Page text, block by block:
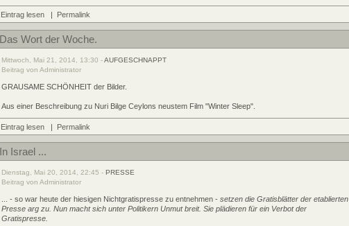
Eintrag lesen | Permalink
Das Wort der Woche.
Mittwoch, Mai 21, 2014, 13:30 -AUFGESCHNAPPT
Beitrag von Administrator
GRAUSAME SCHÖNHEIT der Bilder.
Aus einer Beschreibung zu Nuri Bilge Ceylons neustem Film "Winter Sleep".
Eintrag lesen | Permalink
In Israel ...
Dienstag, Mai 20, 2014, 22:45 - PRESSE
Beitrag von Administrator
... - so war heute der hiesigen Nichtgratispresse zu entnehmen - setzen die Gratisblätter der etablierten
Presse arg zu. Nun macht sich unter Politikern Unmut breit. Sie plädieren für ein Verbot der
Gratispresse.